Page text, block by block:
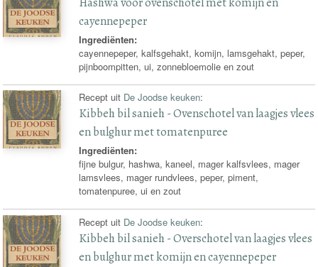
cayennepeper
Ingrediënten:
cayennepeper, kalfsgehakt, komijn, lamsgehakt, peper,
pijnboompitten, ui, zonnebloemolie en zout
Recept uit De Joodse keuken:
Kibbeh bil sanieh - Ovenschotel van laagjes vlees
en bulghur met tomatenpuree
Ingrediënten:
fijne bulgur, hashwa, kaneel, mager kalfsvlees, mager
lamsvlees, mager rundvlees, peper, piment,
tomatenpuree, ui en zout
Recept uit De Joodse keuken:
Kibbeh bil sanieh - Overschotel van laagjes vlees
en bulghur met komijn en cayennepeper